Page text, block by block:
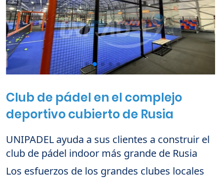
Club de pádel en el complejo
deportivo cubierto de Rusia
UNIPADEL ayuda a sus clientes a construir el
club de pádel indoor más grande de Rusia
Los esfuerzos de los grandes clubes locales